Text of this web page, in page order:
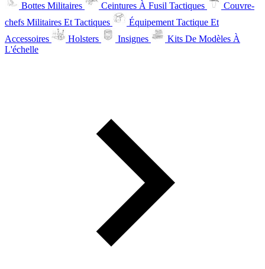
Bottes Militaires
Ceintures À Fusil Tactiques
Couvre-
chefs Militaires Et Tactiques
Équipement Tactique Et
Accessoires
Holsters Insignes
Kits De Modèles À
L'échelle